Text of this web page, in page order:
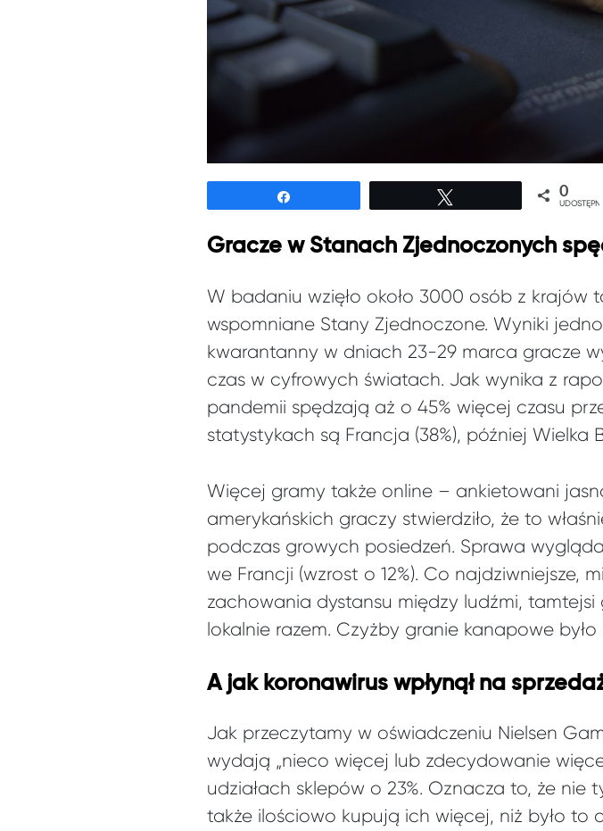
0
Gracze w Stanach Zjednoczonych
W badaniu wzięło około 3000 osób z krajów
wspomniane Stany Zjednoczone. Wyniki
kwarantanny w dniach 23-29 marca gracze
czas w cyfrowych światach. Jak wynika z
pandemii spędzają aż o 45% więcej czasu
statystykach są Francja (38%), później Wielka
Więcej gramy także online – ankietowani
amerykańskich graczy stwierdziło, że to
podczas growych posiedzeń. Sprawa
we Francji (wzrost o 12%). Co
zachowania dystansu między ludźmi,
lokalnie razem. Czyżby granie kanapowe
A jak koronawirus wpłynął na
Jak przeczytamy w oświadczeniu Nielsen
wydają „nieco więcej lub zdecydowanie
udziałach sklepów o 23%. Oznacza to, że
także ilościowo kupują ich więcej, niż było to